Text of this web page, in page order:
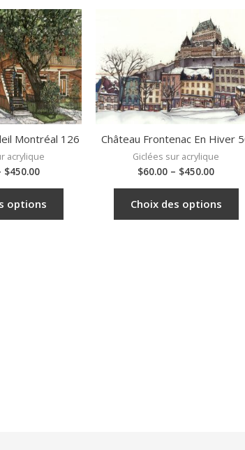
Montréal 126
acrylique
$450.00
options
Château Frontenac En Hiver
Giclées sur acrylique
$60.00 – $450.00
Choix des options